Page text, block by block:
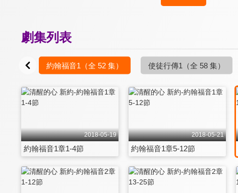
劇集列表
約翰福音1 （全 52 集） 使徒行傳1 （全 58 集）
2018-05-19
約翰福音1章1-4節
2018-05-21
約翰福音1章5-12節